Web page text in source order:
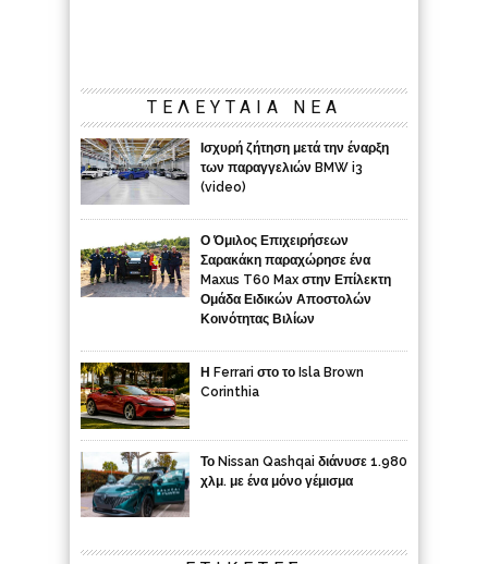
ΤΕΛΕΥΤΑΙΑ ΝΕΑ
Ισχυρή ζήτηση μετά την έναρξη
των παραγγελιών BMW i3
(video)
Ο Όμιλος Επιχειρήσεων
Σαρακάκη παραχώρησε ένα
Maxus T60 Max στην Επίλεκτη
Ομάδα Ειδικών Αποστολών
Κοινότητας Βιλίων
Η Ferrari στο το Isla Brown
Corinthia
Το Nissan Qashqai διάνυσε 1.980
χλμ. με ένα μόνο γέμισμα